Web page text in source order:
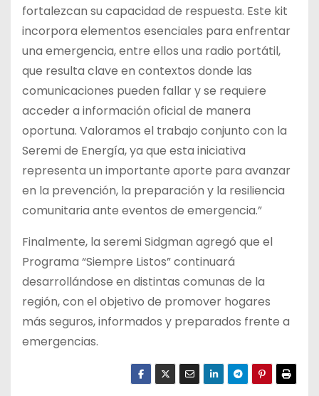
fortalezcan su capacidad de respuesta. Este kit
incorpora elementos esenciales para enfrentar
una emergencia, entre ellos una radio portátil,
que resulta clave en contextos donde las
comunicaciones pueden fallar y se requiere
acceder a información oficial de manera
oportuna. Valoramos el trabajo conjunto con la
Seremi de Energía, ya que esta iniciativa
representa un importante aporte para avanzar
en la prevención, la preparación y la resiliencia
comunitaria ante eventos de emergencia.”
Finalmente, la seremi Sidgman agregó que el
Programa “Siempre Listos” continuará
desarrollándose en distintas comunas de la
región, con el objetivo de promover hogares
más seguros, informados y preparados frente a
emergencias.